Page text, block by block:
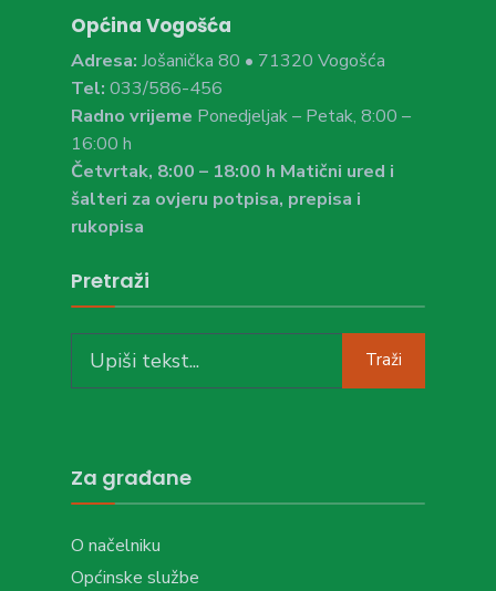
Općina Vogošća
Adresa: Jošanička 80 • 71320 Vogošća
Tel: 033/586-456
Radno vrijeme Ponedjeljak – Petak, 8:00 –
16:00 h
Četvrtak, 8:00 – 18:00 h Matični ured i
šalteri za ovjeru potpisa, prepisa i
rukopisa
Pretraži
for:
Traži
Za građane
O načelniku
Općinske službe